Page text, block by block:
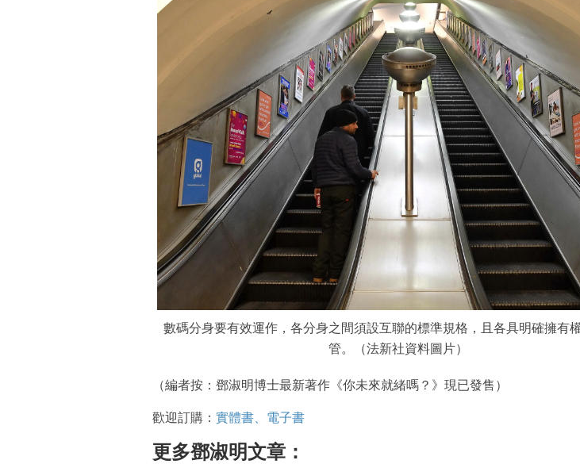
數碼分身要有效運作，各分身之間須設互聯的標準規格，且各具明確擁有
管。（法新社資料圖片）
（編者按：鄧淑明博士最新著作《你未來就緒嗎？》現已發售）
歡迎訂購： 實體書、電子書
更多鄧淑明文章：